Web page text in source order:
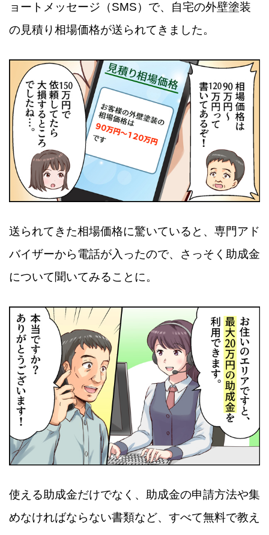
ョートメッセージ（SMS）で、自宅の外壁塗装
の見積り相場価格が送られてきました。
送られてきた相場価格に驚いていると、専門アド
バイザーから電話が入ったので、さっそく助成金
について聞いてみることに。
使える助成金だけでなく、助成金の申請方法や集
めなければならない書類など、すべて無料で教え